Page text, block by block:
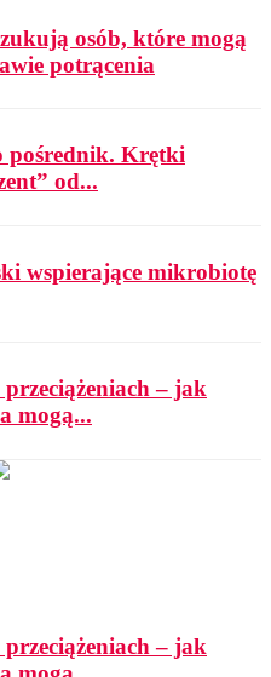
osób, które mogą
potrącenia
pośrednik. Krętki
od...
wspierające mikrobiotę
– jak
mogą...
– jak